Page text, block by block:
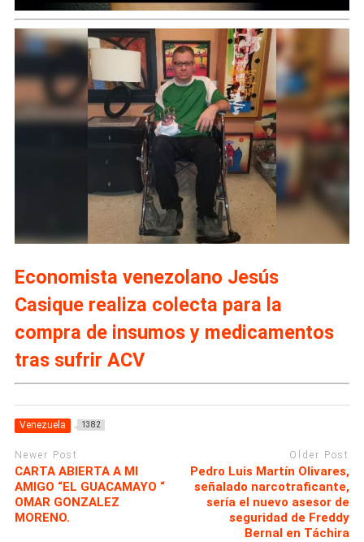
Economista venezolano Jesús
Casique realiza colecta para la
compra de insumos y medicamentos
tras sufrir ACV
Venezuela 1382
Newer Post
CARTA ABIERTA A MI
AMIGO “EL GUACAMAYO “
OMAR GONZALEZ
MORENO.
Older Post
Pedro Luis Martín Olivares,
señalado narcotraficante,
sería el nuevo asesor de
seguridad de Freddy
Bernal en Táchira